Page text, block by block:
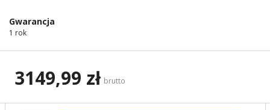
Gwarancja
1 rok
3149,99 zł brutto